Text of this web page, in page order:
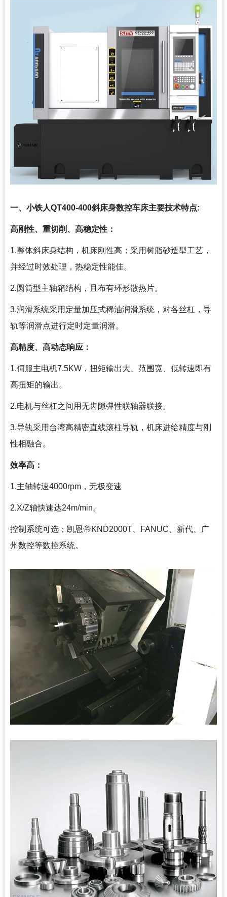
一、小铁人QT400-400斜床身数控车床主要技术特点:
高刚性、重切削、高稳定性：
1.整体斜床身结构，机床刚性高；采用树脂砂造型工艺，
并经过时效处理，热稳定性能佳。
2.圆筒型主轴箱结构，且布有环形散热片。
3.润滑系统采用定量加压式稀油润滑系统，对各丝杠，导
轨等润滑点进行定时定量润滑。
高精度、高动态响应：
1.伺服主电机7.5KW，扭矩输出大、范围宽、低转速即有
高扭矩的输出。
2.电机与丝杠之间用无齿隙弹性联轴器联接。
3.导轨采用台湾高精密直线滚柱导轨，机床进给精度与刚
性相融合。
效率高：
1.主轴转速4000rpm，无极变速
2.X/Z轴快速达24m/min。
控制系统可选；凯恩帝KND2000T、FANUC、新代、广
州数控等数控系统。